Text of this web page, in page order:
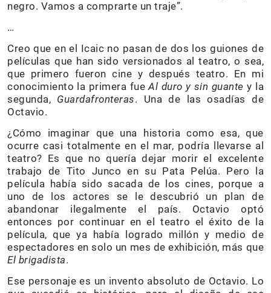
negro. Vamos a comprarte un traje”.
…
Creo que en el Icaic no pasan de dos los guiones de
películas que han sido versionados al teatro, o sea,
que primero fueron cine y después teatro. En mi
conocimiento la primera fueAl duro y sin guante y la
segunda, Guardafronteras. Una de las osadías de
Octavio.
¿Cómo imaginar que una historia como esa, que
ocurre casi totalmente en el mar, podría llevarse al
teatro? Es que no quería dejar morir el excelente
trabajo de Tito Junco en su Pata Pelúa. Pero la
película había sido sacada de los cines, porque a
uno de los actores se le descubrió un plan de
abandonar ilegalmente el país. Octavio optó
entonces por continuar en el teatro el éxito de la
película, que ya había logrado millón y medio de
espectadores en solo un mes de exhibición, más que
El brigadista.
Ese personaje es un invento absoluto de Octavio. Lo